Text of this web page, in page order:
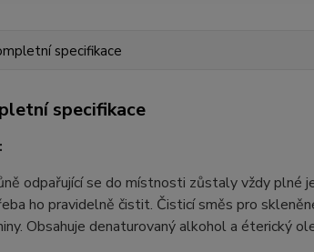
specifikace
specifikace
odpařující se do místnosti zůstaly vždy plné
ho pravidelně čistit. Čisticí směs pro
Obsahuje denaturovaný alkohol a éterický